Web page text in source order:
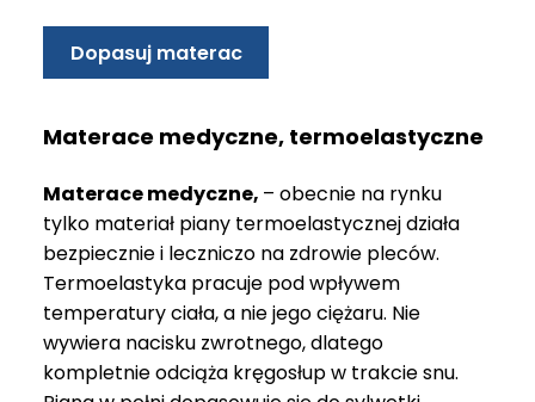
Dopasuj materac
Materace medyczne, termoelastyczne
Materace medyczne, – obecnie na rynku
tylko materiał piany termoelastycznej działa
bezpiecznie i leczniczo na zdrowie pleców.
Termoelastyka pracuje pod wpływem
temperatury ciała, a nie jego ciężaru. Nie
wywiera nacisku zwrotnego, dlatego
kompletnie odciąża kręgosłup w trakcie snu.